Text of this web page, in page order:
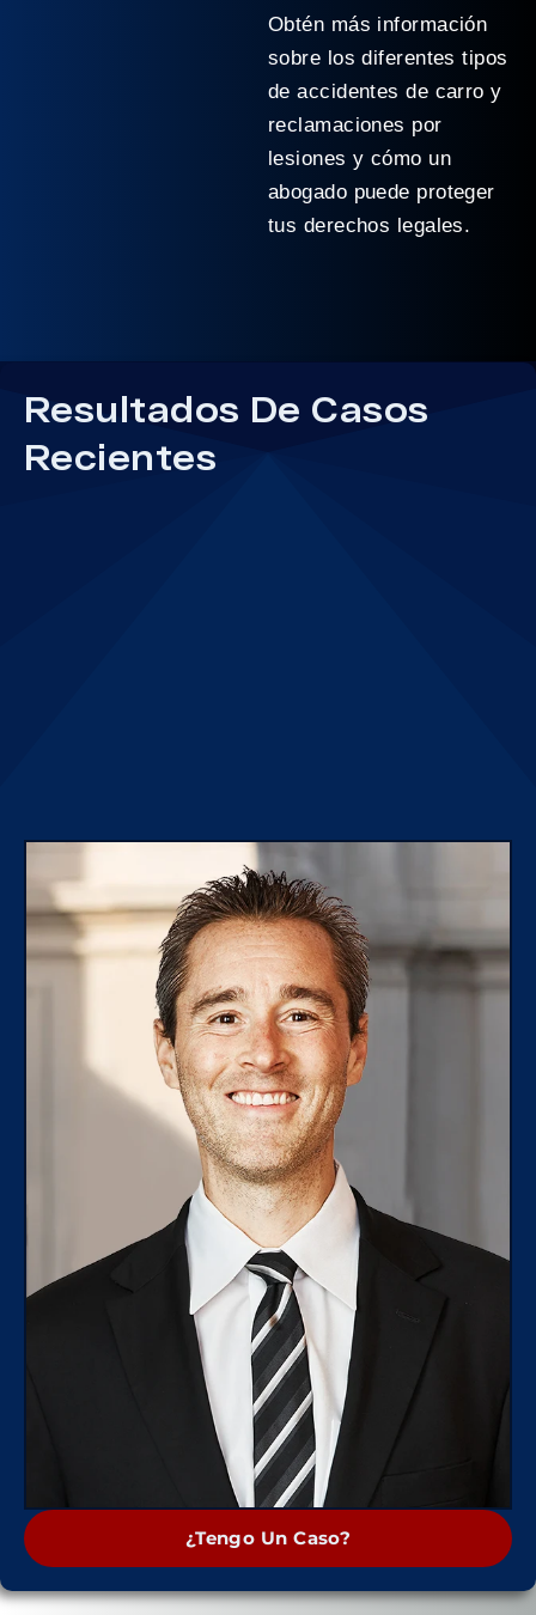
Obtén más información
sobre los diferentes tipos
de accidentes de carro y
reclamaciones por
lesiones y cómo un
abogado puede proteger
tus derechos legales.
Resultados De Casos
Recientes
¿Tengo Un Caso?